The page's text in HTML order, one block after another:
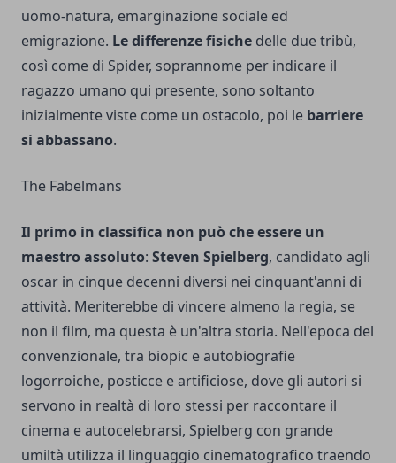
uomo-natura, emarginazione sociale ed
emigrazione. Le differenze fisiche delle due tribù,
così come di Spider, soprannome per indicare il
ragazzo umano qui presente, sono soltanto
inizialmente viste come un ostacolo, poi le barriere
si abbassano.
The Fabelmans
Il primo in classifica non può che essere un
maestro assoluto: Steven Spielberg, candidato agli
oscar in cinque decenni diversi nei cinquant'anni di
attività. Meriterebbe di vincere almeno la regia, se
non il film, ma questa è un'altra storia. Nell'epoca del
convenzionale, tra biopic e autobiografie
logorroiche, posticce e artificiose, dove gli autori si
servono in realtà di loro stessi per raccontare il
cinema e autocelebrarsi, Spielberg con grande
umiltà utilizza il linguaggio cinematografico traendo